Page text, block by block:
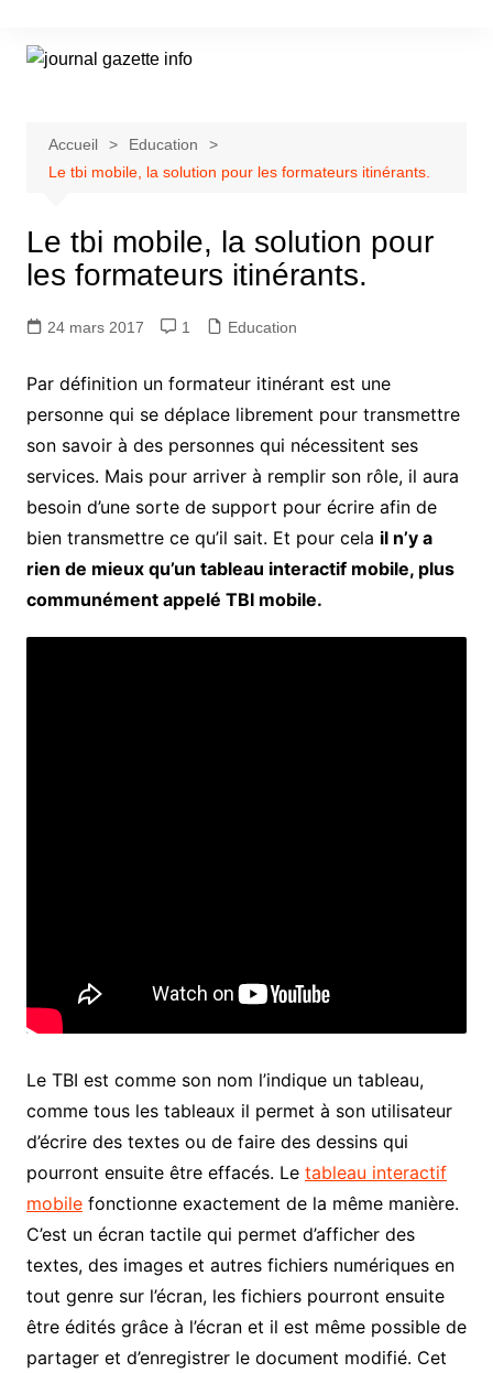
contenu
Accueil
Education
Le tbi mobile, la solution pour les formateurs itinérants.
Le tbi mobile, la solution pour
les formateurs itinérants.
24 mars 2017 1 Education
Par définition un formateur itinérant est une
personne qui se déplace librement pour transmettre
son savoir à des personnes qui nécessitent ses
services. Mais pour arriver à remplir son rôle, il aura
besoin d’une sorte de support pour écrire afin de
bien transmettre ce qu’il sait. Et pour cela il n’y a
rien de mieux qu’un tableau interactif mobile, plus
communément appelé TBI mobile.
Le TBI est comme son nom l’indique un tableau,
comme tous les tableaux il permet à son utilisateur
d’écrire des textes ou de faire des dessins qui
pourront ensuite être effacés. Le tableau interactif
mobilefonctionne exactement de la même manière.
C’est un écran tactile qui permet d’afficher des
textes, des images et autres fichiers numériques en
tout genre sur l’écran, les fichiers pourront ensuite
être édités grâce à l’écran et il est même possible de
partager et d’enregistrer le document modifié. Cet